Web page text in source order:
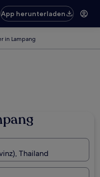
App herunterladen
in Lampang
Thailand